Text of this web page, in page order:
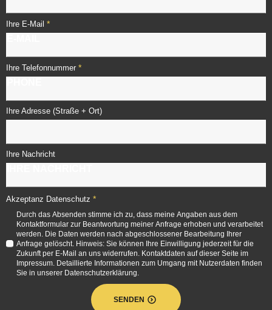
Ihre E-Mail *
Ihre Telefonnummer *
Ihre Adresse (Straße + Ort)
Ihre Nachricht
Akzeptanz Datenschutz *
Durch das Absenden stimme ich zu, dass meine Angaben aus dem
Kontaktformular zur Beantwortung meiner Anfrage erhoben und verarbeitet
werden. Die Daten werden nach abgeschlossener Bearbeitung Ihrer
Anfrage gelöscht. Hinweis: Sie können Ihre Einwilligung jederzeit für die
Zukunft per E-Mail an uns widerrufen. Kontaktdaten auf dieser Seite im
Impressum. Detaillierte Informationen zum Umgang mit Nutzerdaten finden
Sie in unserer Datenschutzerklärung.
SENDEN